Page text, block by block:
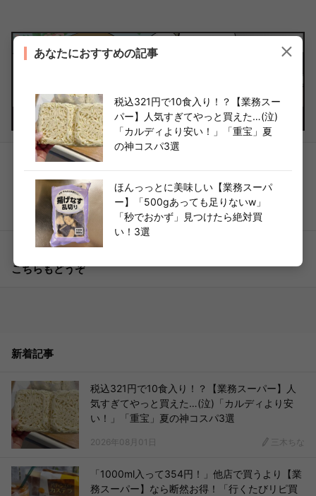
あなたにおすすめの記事
税込321円で10食入り！？【業務スー
パー】人気すぎてやっと買えた…(泣)
「カルディより安い！」「重宝」夏
の神コスパ3選
ほんっっとに美味しい【業務スーパ
ー】「500gあっても足りないw」
「秒でおかず」見つけたら絶対買
い！3選
こちらもどうぞ
新着記事
税込321円で10食入り！？【業務スーパー】人
気すぎてやっと買えた…(泣)「カルディより安
い！」「重宝」夏の神コスパ3選
2026年08月01日 三木ちな
「1000ml入って354円！」他店で買うより【業
務スーパー】なら断然お得！「行くたびリピ買